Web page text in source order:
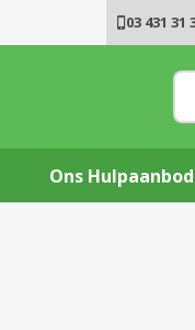
03 431 31
Ons Hulpaanbod